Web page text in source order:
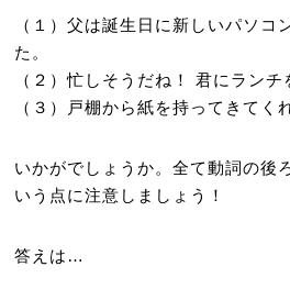
（１）父は誕生日に新しいパソコ
た。
（２）忙しそうだね！ 君にランチ
（３）戸棚から紙を持ってきてく
いかがでしょうか。全て動詞の後
いう点に注意しましょう！
答えは…